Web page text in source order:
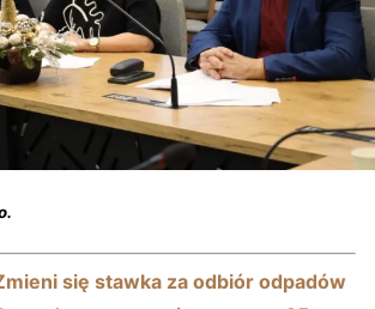
się stawka za odbiór odpadów